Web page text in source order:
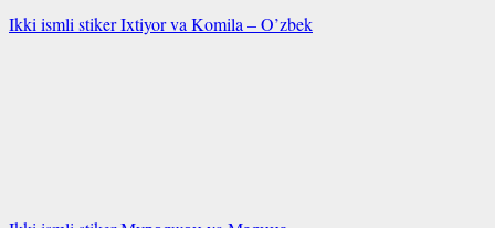
Ikki ismli stiker Ixtiyor va Komila – O’zbek